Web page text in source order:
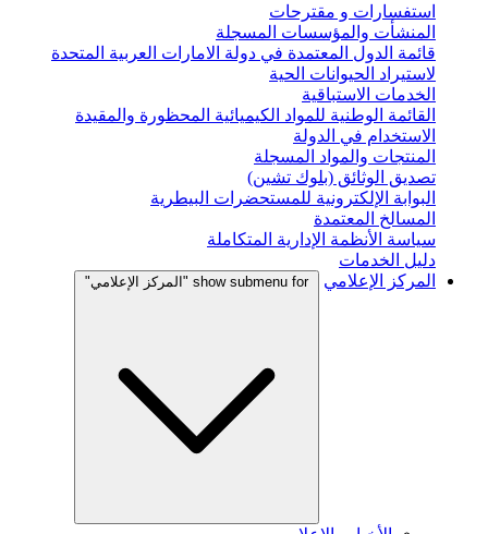
استفسارات و مقترحات
المنشأت والمؤسسات المسجلة
قائمة الدول المعتمدة في دولة الامارات العربية المتحدة
لاستيراد الحيوانات الحية
الخدمات الاستباقية
القائمة الوطنية للمواد الكيميائية المحظورة والمقيدة
الاستخدام في الدولة
المنتجات والمواد المسجلة
تصديق الوثائق (بلوك تشين)
البوابة الإلكترونية للمستحضرات البيطرية
المسالخ المعتمدة
سياسة الأنظمة الإدارية المتكاملة
دليل الخدمات
المركز الإعلامي
show submenu for "المركز الإعلامي"